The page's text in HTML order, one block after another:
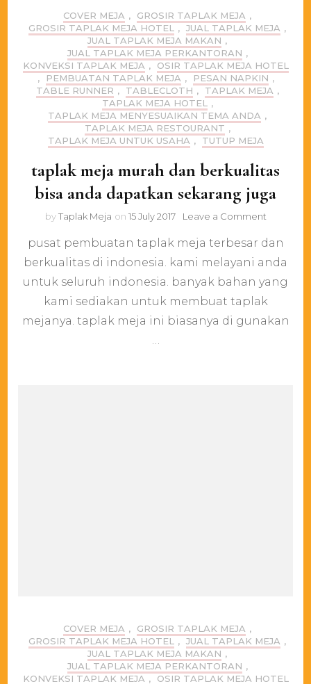
COVER MEJA , GROSIR TAPLAK MEJA ,
GROSIR TAPLAK MEJA HOTEL
, JUAL TAPLAK MEJA ,
JUAL TAPLAK MEJA MAKAN ,
JUAL TAPLAK MEJA PERKANTORAN ,
KONVEKSI TAPLAK MEJA ,
OSIR TAPLAK MEJA HOTEL
,
PEMBUATAN TAPLAK MEJA , PESAN NAPKIN ,
TABLE RUNNER , TABLECLOTH , TAPLAK MEJA ,
TAPLAK MEJA HOTEL
,
TAPLAK MEJA MENYESUAIKAN TEMA ANDA ,
TAPLAK MEJA RESTOURANT ,
TAPLAK MEJA UNTUK USAHA , TUTUP MEJA
taplak meja murah dan berkualitas
bisa anda dapatkan sekarang juga
byTaplak Meja on 15 July 2017 Leave a Commenton
meja
murah
bisa
dapatkan
pusat pembuatan taplak meja terbesar dan
berkualitas di indonesia. kami melayani anda
untuk seluruh indonesia. banyak bahan yang
kami sediakan untuk membuat taplak
mejanya. taplak meja ini biasanya di gunakan
…
COVER MEJA , GROSIR TAPLAK MEJA ,
GROSIR TAPLAK MEJA HOTEL
, JUAL TAPLAK MEJA ,
JUAL TAPLAK MEJA MAKAN ,
JUAL TAPLAK MEJA PERKANTORAN ,
KONVEKSI TAPLAK MEJA , OSIR TAPLAK MEJA HOTEL